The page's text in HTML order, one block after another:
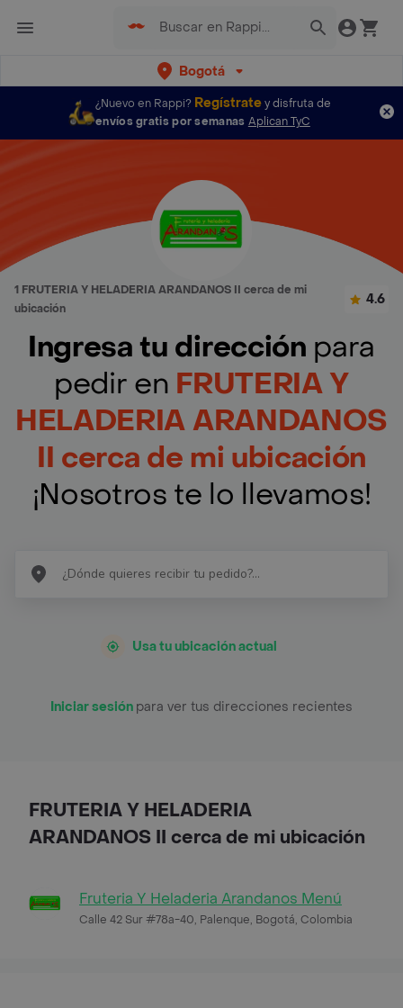
Bogotá
¿Nuevo en Rappi? Regístratey disfruta de
envíos gratis por semanas Aplican TyC
1 FRUTERIA Y HELADERIA ARANDANOS II cerca de mi
ubicación
4.6
Ingresa tu dirección para
pedir en FRUTERIA Y
HELADERIA ARANDANOS
II cerca de mi ubicación
¡Nosotros te lo llevamos!
Usa tu ubicación actual
Iniciar sesión para ver tus direcciones recientes
FRUTERIA Y HELADERIA
ARANDANOS II cerca de mi ubicación
Fruteria Y Heladeria Arandanos Menú
Calle 42 Sur #78a-40, Palenque, Bogotá, Colombia